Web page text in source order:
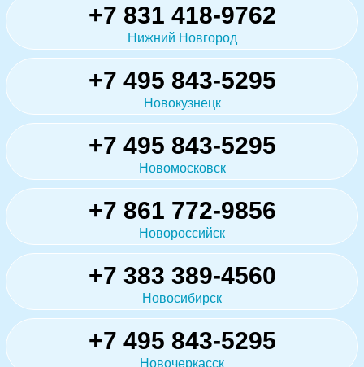
+7 831 418-9762
Нижний Новгород
+7 495 843-5295
Новокузнецк
+7 495 843-5295
Новомосковск
+7 861 772-9856
Новороссийск
+7 383 389-4560
Новосибирск
+7 495 843-5295
Новочеркасск